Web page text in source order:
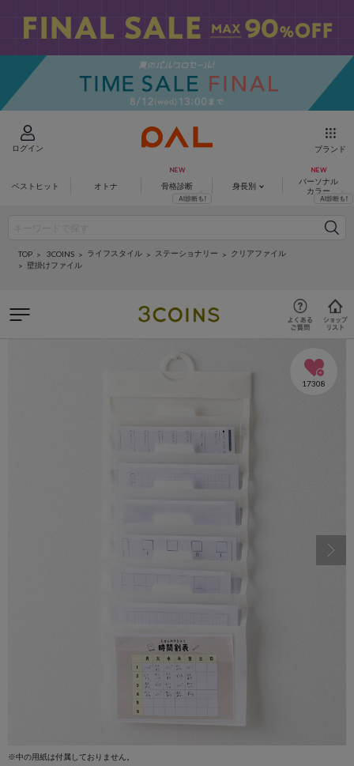
ログイン ブランド
ベストヒット オトナ 骨格診断 身長別
パーソナル
カラー
TOP 3COINS ライフスタイル ステーショナリー
クリアファイル
壁掛けファイル
17308
※中の用紙は付属しておりません。